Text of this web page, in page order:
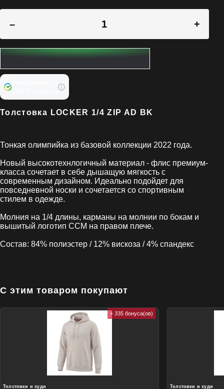
– +
Толстовка LOCKER 1/4 ZIP AD BK
Тонкая олимпийка из базовой коллекции 2022 года.
Новый высокотехнлогичный материал - флис премиум-
класса сочетает в себе дышащую мягкость с
современным дизайном. Идеально подойдет для
повседневной носки и сочетается со спортивным
стилем в одежде.
Молния на 1/4 длины, карманы на молнии по бокам и
вышитый логотип ССМ на правом плече.
Состав: 84% полиэстер / 12% вискоза / 4% спандекс
С этим товаром покупают
+ 335 бонуса(ов)
Толстовки и худи Толстовки и худи